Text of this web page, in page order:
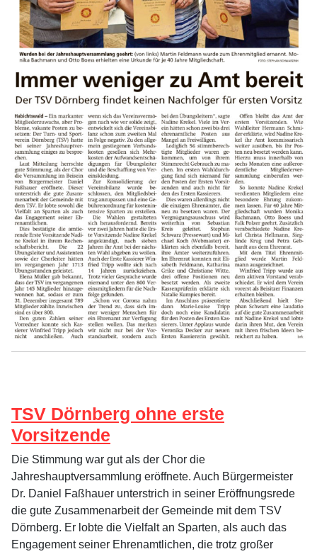
TSV Dörnberg ohne erste
Vorsitzende
Die Stimmung war gut als der Chor die
Jahreshauptversammlung eröffnete. Auch Bürgermeister
Dr. Daniel Faßhauer unterstrich in seiner Eröffnungsrede
die gute Zusammenarbeit der Gemeinde mit dem TSV
Dörnberg. Er lobte die Vielfalt an Sparten, als auch das
Engagement seiner Ehrenamtlichen, die trotz großer